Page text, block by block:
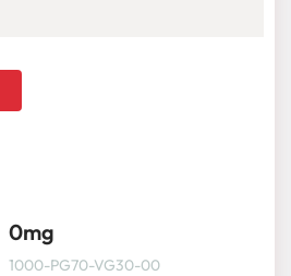
0mg
1000-PG70-VG30-00